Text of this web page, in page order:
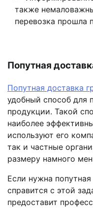
также
перевозка прошла
Попутная
Попутная доставка
удобный способ для
продукции. Такой
наиболее
используют его
так и частные
размеру намного
Если нужна
справится с этой
предоставит